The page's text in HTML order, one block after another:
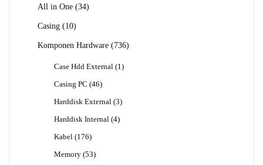
All in One 3434
Casing
1010
Komponen Hardware
736736
Case Hdd External 1 1
Casing PC 4646
Harddisk External 33
Harddisk Internal 44
Kabel
176176
Memory 5353